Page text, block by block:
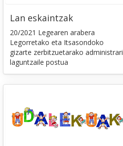
Lan eskaintzak
20/2021 Legearen arabera
Legorretako eta Itsasondoko
gizarte zerbitzuetarako administrari
laguntzaile postua